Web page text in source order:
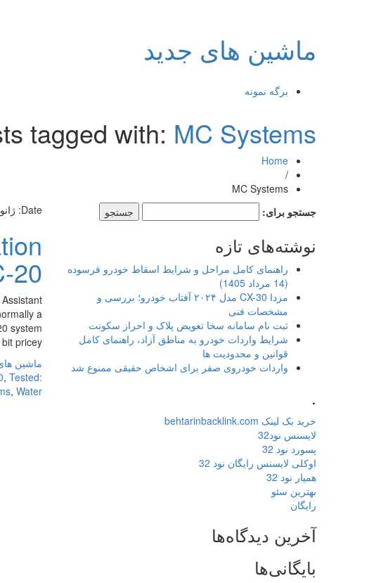
ماشین های جدید
برگه نمونه
tagged with: MC Systems
Home
/
MC Systems
Date: ژانویه
20
a
system
pricey […]
ماشین
, Tested:
, Water
جستجو برای:
نوشته‌های تازه
راهنمای کامل مراحل و شرایط اسقاط خودرو فرسوده
(14 مرداد 1405)
مزدا CX-30 مدل ۲۰۲۴ آفتاب خودرو؛ بررسی و
مشخصات فنی
ثبت نام سامانه سخا تعویض پلاک و احراز سکونت
شرایط واردات خودرو به مناطق آزاد، راهنمای کامل
قوانین و محدودیت ها
واردات خودروی صفر برای اشخاص حقیقی ممنوع شد
.
خرید بک لینک behtarinbacklink.com
لایسنس نود32
پسورد نود 32
اوکلی لایسنس رایگان نود 32
همیار نود 32
بهترین سئو
رایگان
آخرین دیدگاه‌ها
بایگانی‌ها